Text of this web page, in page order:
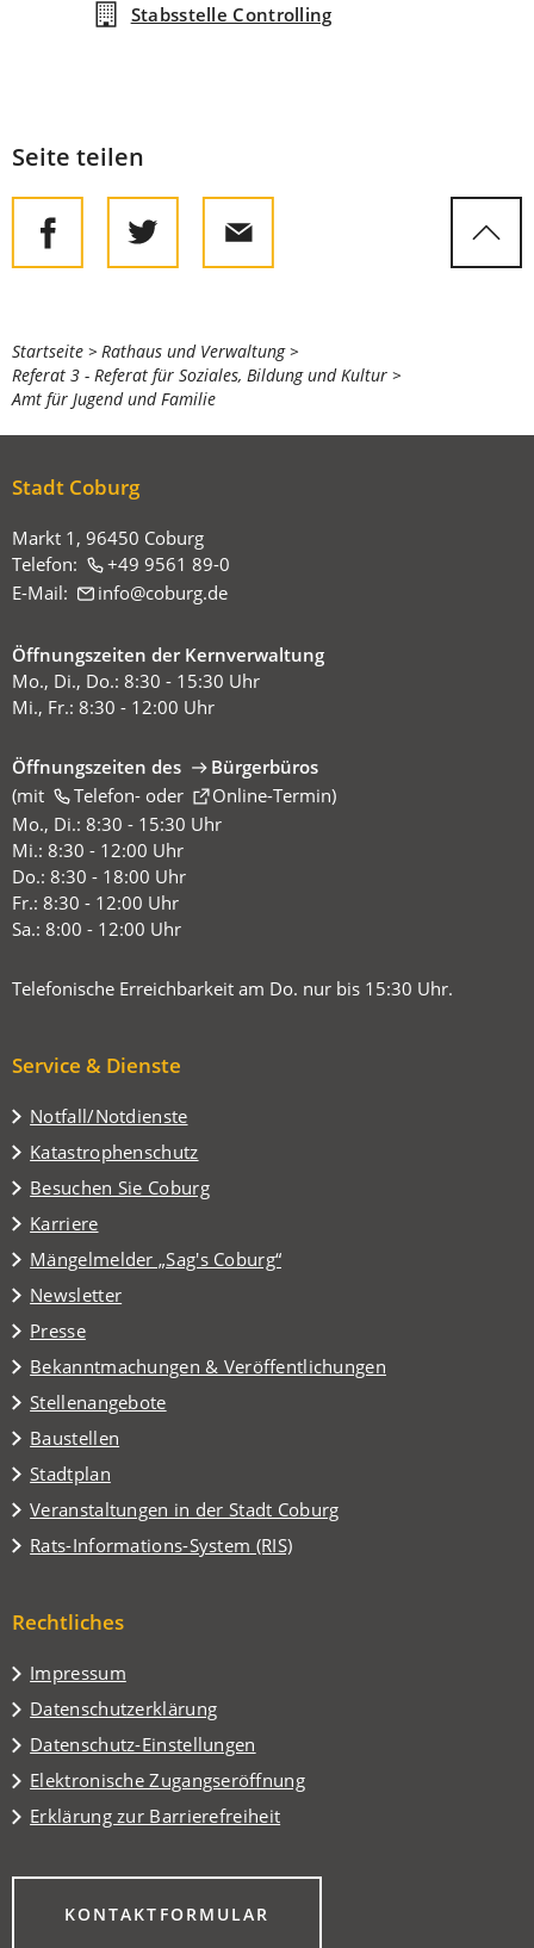
Stabsstelle Controlling
Seite teilen
Sie
befinden
sich
Startseite
Rathaus und Verwaltung
Referat 3 - Referat für Soziales, Bildung und Kultur
Amt für Jugend und Familie
Stadt Coburg
Markt 1, 96450 Coburg
Telefon:
+49 9561 89-0
E-Mail:
info coburg de
Öffnungszeiten der Kernverwaltung
Mo., Di., Do.: 8:30 - 15:30 Uhr
Mi., Fr.: 8:30 - 12:00 Uhr
Öffnungszeiten des
Bürgerbüros
(mit
Telefon-oder Online-Termin
(Öffnet
in
einem
neuen
Tab)
)
Mo., Di.: 8:30 - 15:30 Uhr
Mi.: 8:30 - 12:00 Uhr
Do.: 8:30 - 18:00 Uhr
Fr.: 8:30 - 12:00 Uhr
Sa.: 8:00 - 12:00 Uhr
Telefonische Erreichbarkeit am Do. nur bis 15:30 Uhr.
Service & Dienste
Notfall/Notdienste
Katastrophenschutz
Besuchen Sie Coburg
(Öffnet
in
einem
neuen
Tab)
Karriere
Mängelmelder „Sag's Coburg“
(Öffnet
in
einem
neuen
Tab)
Newsletter
Presse
Bekanntmachungen & Veröffentlichungen
Stellenangebote
Baustellen
Stadtplan
(Öffnet
in
einem
neuen
Veranstaltungen in der Stadt Coburg
(Öffnet
in
einem
Tab)
Rats-Informations-System (RIS)
(Öffnet
neuen
Rechtliches
Impressum
Datenschutzerklärung
Datenschutz-Einstellungen
Elektronische Zugangseröffnung
Erklärung zur Barrierefreiheit
KONTAKTFORMULAR
(ÖFFNET